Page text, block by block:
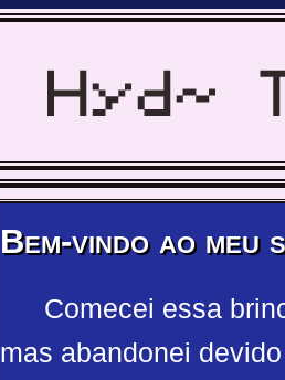
Bem-vindo ao
Comecei essa
mas abandonei